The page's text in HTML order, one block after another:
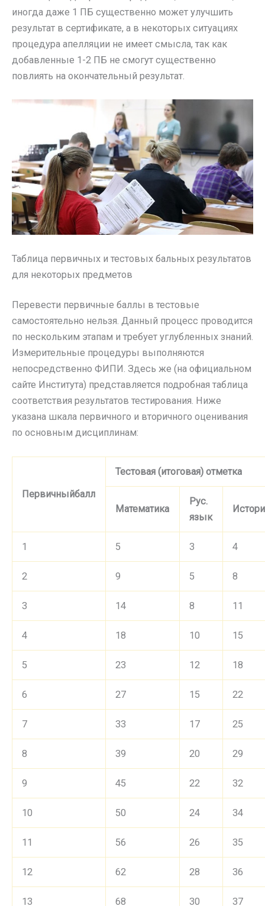
иногда даже 1 ПБ существенно может улучшить
результат в сертификате, а в некоторых ситуациях
процедура апелляции не имеет смысла, так как
добавленные 1-2 ПБ не смогут существенно
повлиять на окончательный результат.
Таблица первичных и тестовых бальных результатов
для некоторых предметов
Перевести первичные баллы в тестовые
самостоятельно нельзя. Данный процесс проводится
по нескольким этапам и требует углубленных знаний.
Измерительные процедуры выполняются
непосредственно ФИПИ. Здесь же (на официальном
сайте Института) представляется подробная таблица
соответствия результатов тестирования. Ниже
указана шкала первичного и вторичного оценивания
по основным дисциплинам:
Первичныйбалл
Тестовая (итоговая) отметка
Математика
Рус.
язык
1 5 3 4
2 9 5 8
3 14 8 11
4 18 10 15
5 23 12 18
6 27 15 22
7 33 17 25
8 39 20 29
9 45 22 32
10 50 24 34
11 56 26 35
12 62 28 36
13 68 30 37